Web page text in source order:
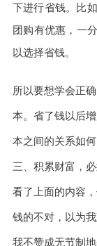
下进行省钱。比
团购有优惠，一
以选择省钱。
所以要想学会正
本。省了钱以后
本之间的关系如何
三、积累财富，
看了上面的内容
钱的不对，以为
我不赞成无节制